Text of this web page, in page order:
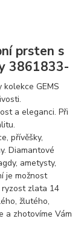
prsten s
3861833-
GEMS
a eleganci. Při
přívěšky,
Diamantové
ametysty,
je možnost
ryzost zlata 14
žlutého,
a zhotovíme Vám